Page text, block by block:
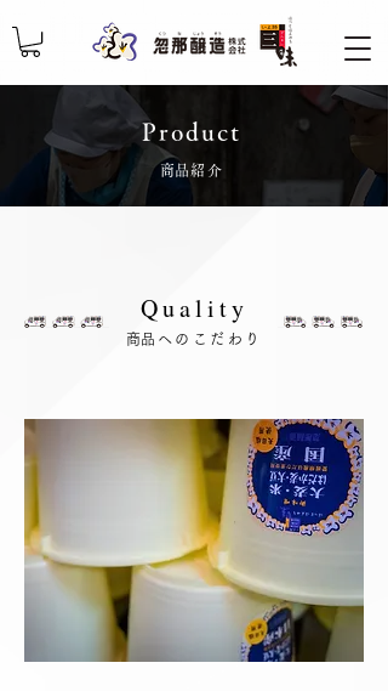
​Product
​商品紹介
​Quality
​商品へのこだわり